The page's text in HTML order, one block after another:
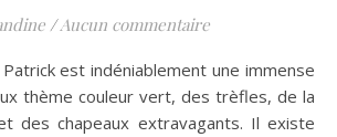
/Aucun commentaire
thème couleur vert, des trèfles, de la
des chapeaux extravagants. Il existe